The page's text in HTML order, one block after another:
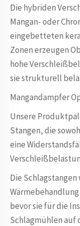
Die hybriden
Mangan- oder
eingebetteten
Zonen erzeugen
hohe
sie strukturell
Mangandampfer
Unsere
Stangen, die
eine
Die
bevor sie für die
Schlagmühlen auf